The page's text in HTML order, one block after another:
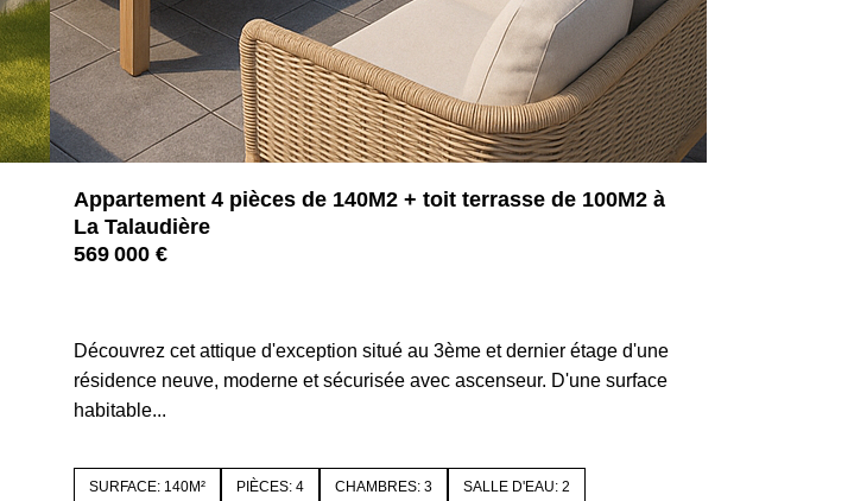
Appartement 4 pièces de 140M2 + toit terrasse de 100M2 à
La Talaudière
569 000 €
Découvrez cet attique d'exception situé au 3ème et dernier étage d'une
résidence neuve, moderne et sécurisée avec ascenseur. D'une surface
habitable...
SURFACE: 140M² PIÈCES: 4 CHAMBRES: 3 SALLE D'EAU: 2